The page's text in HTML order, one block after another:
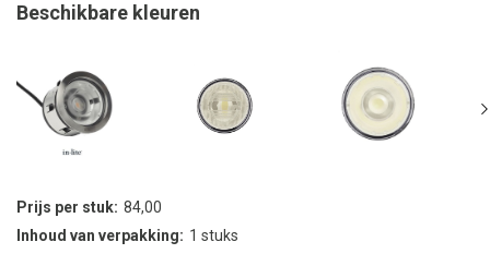
Beschikbare kleuren
Prijs per stuk 84,00
Inhoud van verpakking
1 stuks